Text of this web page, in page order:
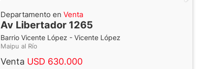
Departamento en Venta
Av Libertador 1265
Barrio Vicente López - Vicente López
Maipu al Río
Venta USD 630.000